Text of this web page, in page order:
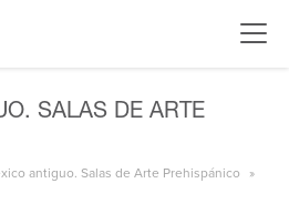
SALAS DE ARTE
antiguo. Salas de Arte Prehispánico